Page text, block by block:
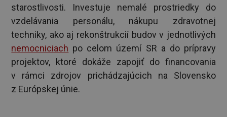
starostlivosti. Investuje nemalé prostriedky do
vzdelávania personálu, nákupu zdravotnej
techniky, ako aj rekonštrukcií budov v jednotlivých
nemocniciach po celom území SR a do prípravy
projektov, ktoré dokáže zapojiť do financovania
v rámci zdrojov prichádzajúcich na Slovensko
z Európskej únie.